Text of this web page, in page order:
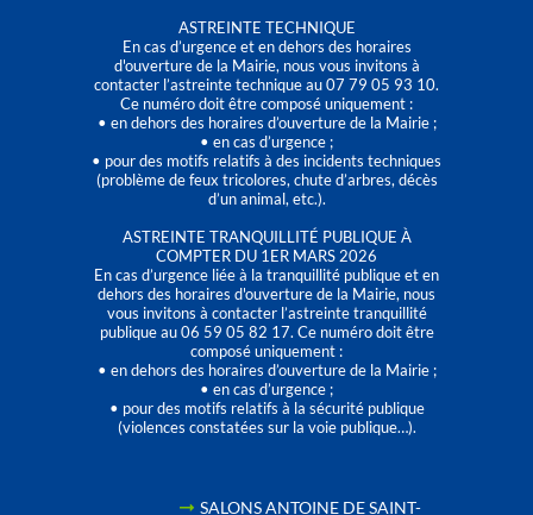
ASTREINTE TECHNIQUE
En cas d’urgence et en dehors des horaires
d'ouverture de la Mairie, nous vous invitons à
contacter l’astreinte technique au 07 79 05 93 10.
Ce numéro doit être composé uniquement :
• en dehors des horaires d’ouverture de la Mairie ;
• en cas d’urgence ;
• pour des motifs relatifs à des incidents techniques
(problème de feux tricolores, chute d’arbres, décès
d’un animal, etc.).
ASTREINTE TRANQUILLITÉ PUBLIQUE À
COMPTER DU 1ER MARS 2026
En cas d’urgence liée à la tranquillité publique et en
dehors des horaires d'ouverture de la Mairie, nous
vous invitons à contacter l’astreinte tranquillité
publique au 06 59 05 82 17. Ce numéro doit être
composé uniquement :
• en dehors des horaires d’ouverture de la Mairie ;
• en cas d’urgence ;
• pour des motifs relatifs à la sécurité publique
(violences constatées sur la voie publique…).
SALONS ANTOINE DE SAINT-